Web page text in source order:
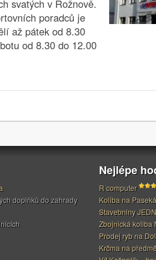
svatých v Rožnově.
poradců je
až pátek od 8.30
od 8.30 do 12.00
doplňků do zahrady
Nejlépe
R computer
Koliba na
Stavebniny
Zbojnická koliba
Prodej ryb na
Krčma na